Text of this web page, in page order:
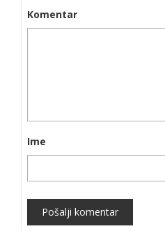
Komentar
Ime
Pošalji komentar